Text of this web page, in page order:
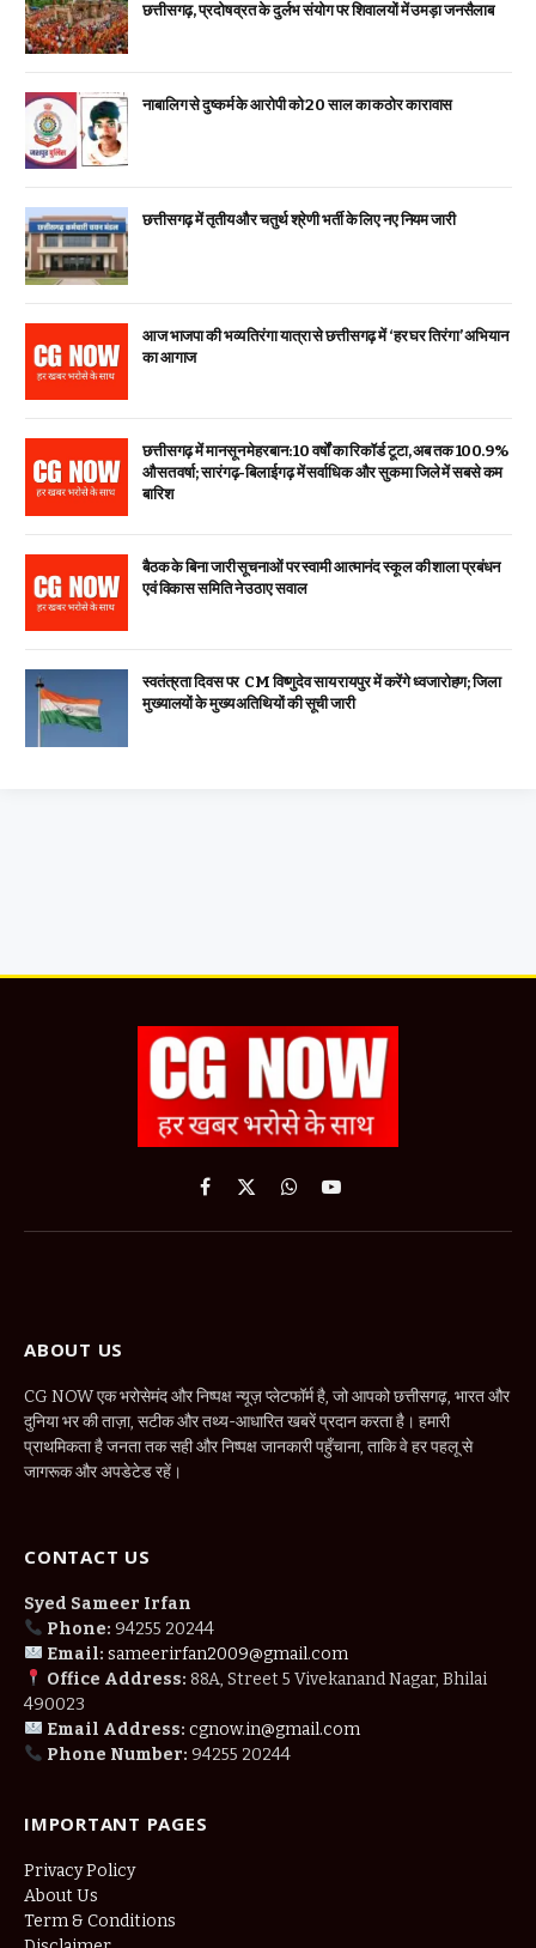
छत्तीसगढ़, प्रदोष व्रत के दुर्लभ संयोग पर शिवालयों में उमड़ा जनसैलाब
नाबालिग से दुष्कर्म के आरोपी को 20 साल का कठोर कारावास
छत्तीसगढ़ में तृतीय और चतुर्थ श्रेणी भर्ती के लिए नए नियम जारी
आज भाजपा की भव्य तिरंगा यात्रा से छत्तीसगढ़ में ‘हर घर तिरंगा’ अभियान
का आगाज
छत्तीसगढ़ में मानसून मेहरबान: 10 वर्षों का रिकॉर्ड टूटा, अब तक 100.9%
औसत वर्षा; सारंगढ़-बिलाईगढ़ में सर्वाधिक और सुकमा जिले में सबसे कम
बारिश
बैठक के बिना जारी सूचनाओं पर स्वामी आत्मानंद स्कूल की शाला प्रबंधन
एवं विकास समिति ने उठाए सवाल
स्वतंत्रता दिवस पर CM विष्णुदेव साय रायपुर में करेंगे ध्वजारोहण; जिला
मुख्यालयों के मुख्य अतिथियों की सूची जारी
Facebook
X
WhatsApp
YouTube
ABOUT US
CG NOW एक भरोसेमंद और निष्पक्ष न्यूज़ प्लेटफॉर्म है, जो आपको छत्तीसगढ़, भारत और
दुनिया भर की ताज़ा, सटीक और तथ्य-आधारित खबरें प्रदान करता है। हमारी
प्राथमिकता है जनता तक सही और निष्पक्ष जानकारी पहुँचाना, ताकि वे हर पहलू से
जागरूक और अपडेटेड रहें।
CONTACT US
Syed Sameer Irfan
Phone: 94255 20244
Email: sameerirfan2009@gmail.com
Office Address: 88A, Street 5 Vivekanand Nagar, Bhilai
490023
Email Address: cgnow.in@gmail.com
Phone Number: 94255 20244
IMPORTANT PAGES
Privacy Policy
About Us
Term & Conditions